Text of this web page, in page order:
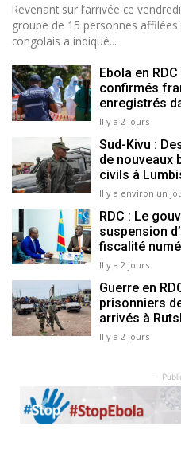
Revenant sur l’arrivée ce
groupe de 15 personnes affilées
congolais a indiqué...
Ebola en
confirmés
enregistrés
Il y a 2 jours
Sud-Kivu :
de nouveaux
civils à
Il y a environ un
RDC : Le
suspension
fiscalité
Il y a 2 jours
Guerre en
prisonniers
arrivés à
Il y a 2 jours
-
Previous